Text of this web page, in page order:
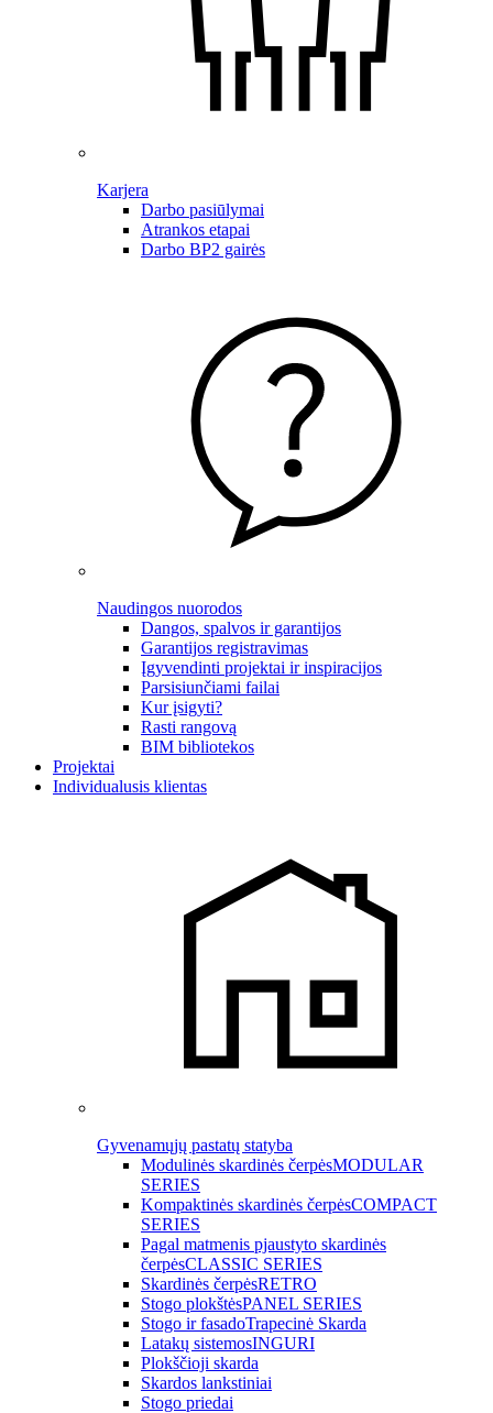
Karjera
Darbo pasiūlymai
Atrankos etapai
Darbo BP2 gairės
Naudingos nuorodos
Dangos, spalvos ir garantijos
Garantijos registravimas
Įgyvendinti projektai ir inspiracijos
Parsisiunčiami failai
Kur įsigyti?
Rasti rangovą
BIM bibliotekos
Projektai
Individualusis klientas
Gyvenamųjų pastatų statyba
Modulinės skardinės čerpėsMODULAR
SERIES
Kompaktinės skardinės čerpėsCOMPACT
SERIES
Pagal matmenis pjaustyto skardinės
čerpėsCLASSIC SERIES
Skardinės čerpėsRETRO
Stogo plokštėsPANEL SERIES
Stogo ir fasadoTrapecinė Skarda
Latakų sistemosINGURI
Plokščioji skarda
Skardos lankstiniai
Stogo priedai